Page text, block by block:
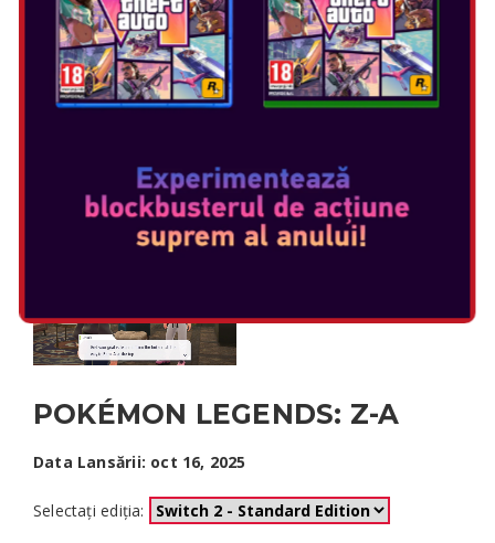
POKÉMON LEGENDS: Z-A
Data Lansării: oct 16, 2025
Selectați ediția: